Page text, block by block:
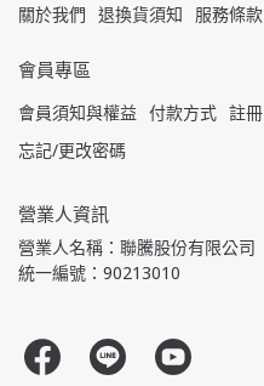
關於我們 退換貨須知 服務條款
會員專區
會員須知與權益 付款方式 註冊
忘記/更改密碼
營業人資訊
營業人名稱：聯騰股份有限公司
統一編號：90213010